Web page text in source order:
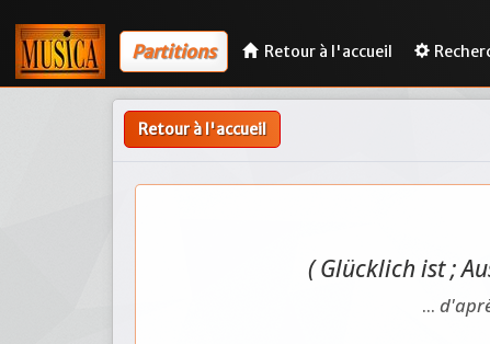
Partitions Retour à l'accueil
Retour à l'accueil
( Glücklich ist ;
...